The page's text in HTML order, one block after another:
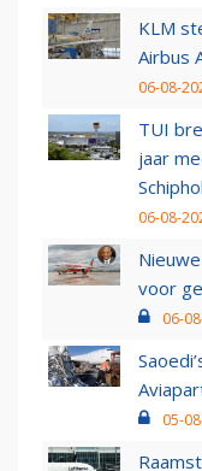
KLM
Airbus
06-08-
TUI
jaar
Schiphol
06-08-
voor
06-
05-